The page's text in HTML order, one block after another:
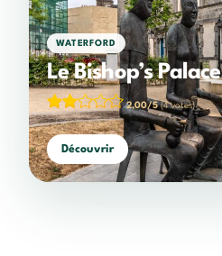
WATERFORD
Le Bishop’s Palace
2,00/5(4 votes)
Découvrir